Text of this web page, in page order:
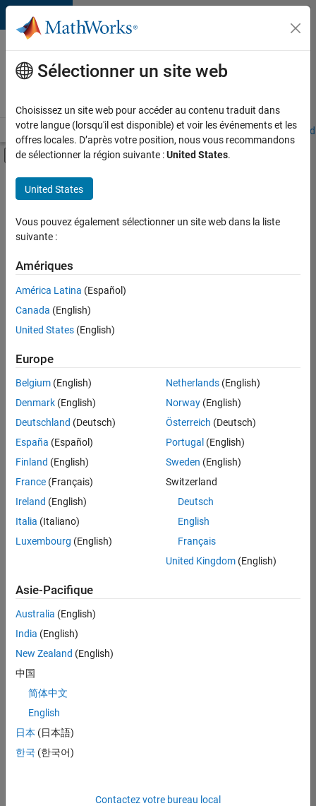
Passer au contenu
Votre
carrière
chez
Accueil Explorer nos opportunités Adresses de nos bureaux
Activer/désactiver l'affichage du menu
Contenu principal
FILTRER PAR
Technologies de l’information
Ventes commerciales
Finances et opérations
Actuellement,
aucune
offre
d'emploi
correspondant
à vos
critères
de
recherche.
Vous
pouvez
élargir
votre
recherche
ou
afficher
l’ensemble
d'emploi.
malgré
tout
vous
trouvez
pas
d'offre
corresponde
à vos
Sélectionner un site web
Choisissez un site web pour accéder au contenu traduit dans
votre langue (lorsqu'il est disponible) et voir les événements et les
offres locales. D’après votre position, nous vous recommandons
de sélectionner la région suivante :United States.
United States
Vous pouvez également sélectionner un site web dans la liste
suivante :
Amériques
América Latina (Español)
Canada (English)
United States (English)
Europe
Belgium (English)
Denmark (English)
Deutschland (Deutsch)
España (Español)
Finland (English)
France (Français)
Ireland (English)
Italia (Italiano)
Luxembourg (English)
Netherlands(English)
Norway(English)
Österreich (Deutsch)
Portugal (English)
Sweden (English)
Switzerland
Deutsch
English
Français
United Kingdom(English)
Asie-Pacifique
Australia (English)
India (English)
New Zealand (English)
中国
简体中文
English
日本 (日本語)
한국 (한국어)
Contactez votre bureau local